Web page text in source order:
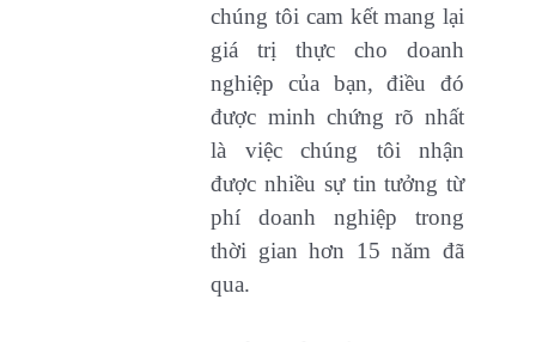
chúng tôi cam kết mang lại
giá trị thực cho doanh
nghiệp của bạn, điều đó
được minh chứng rõ nhất
là việc chúng tôi nhận
được nhiều sự tin tưởng từ
phí doanh nghiệp trong
thời gian hơn 15 năm đã
qua.